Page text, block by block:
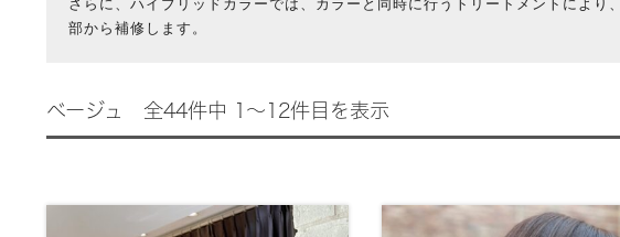
さらに、ハイブリッドカラーでは、カラーと同時に行うトリートメントによ
部から補修します。
ベージュ 全44件中 1～12件目を表示